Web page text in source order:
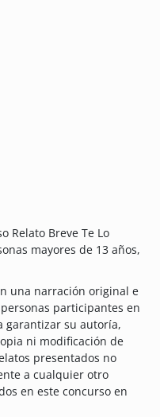
Relato Breve Te Lo
mayores de 13 años,
una narración original e
participantes en
garantizar su autoría,
ni modificación de
presentados no
a cualquier otro
en este concurso en